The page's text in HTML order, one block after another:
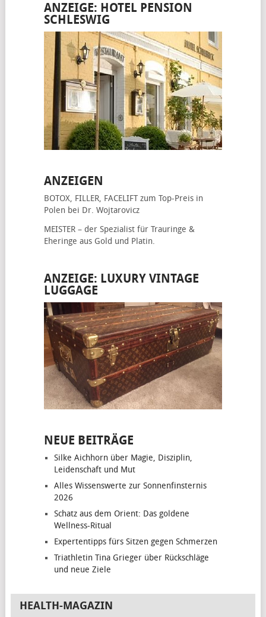
ANZEIGE: HOTEL PENSION
SCHLESWIG
ANZEIGEN
BOTOX, FILLER, FACELIFTzum Top-Preis in
Polen bei Dr. Wojtarovicz
MEISTER – der Spezialist für Trauringe &
Eheringe aus Gold und Platin.
ANZEIGE: LUXURY VINTAGE
LUGGAGE
NEUE BEITRÄGE
Silke Aichhorn über Magie, Disziplin,
Leidenschaft und Mut
Alles Wissenswerte zur Sonnenfinsternis
2026
Schatz aus dem Orient: Das goldene
Wellness-Ritual
Expertentipps fürs Sitzen gegen Schmerzen
Triathletin Tina Grieger über Rückschläge
und neue Ziele
HEALTH-MAGAZIN